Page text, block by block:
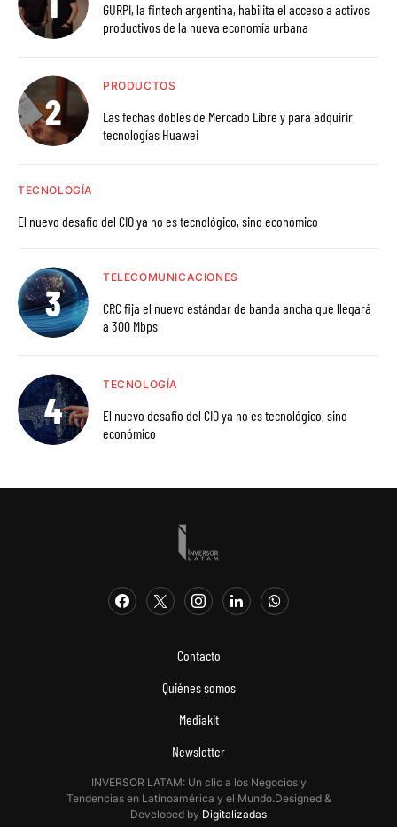
GURPI, la fintech argentina, habilita el acceso a activos
productivos de la nueva economía urbana
PRODUCTOS
Las fechas dobles de Mercado Libre y para adquirir
tecnologías Huawei
TECNOLOGÍA
El nuevo desafío del CIO ya no es tecnológico, sino económico
TELECOMUNICACIONES
CRC fija el nuevo estándar de banda ancha que llegará
a 300 Mbps
TECNOLOGÍA
El nuevo desafío del CIO ya no es tecnológico, sino
económico
Contacto
Quiénes somos
Mediakit
Newsletter
INVERSOR LATAM: Un clic a los Negocios y
Tendencias en Latinoamérica y el Mundo.Designed &
Developed by Digitalizadas